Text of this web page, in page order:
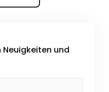
Neuigkeiten und